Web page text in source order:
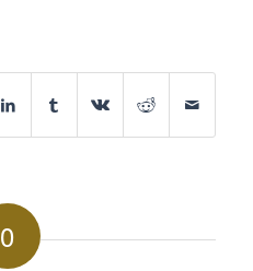
0